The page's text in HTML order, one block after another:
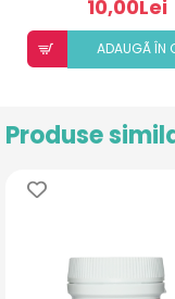
10,00Lei
ADAUGÃ ÎN
Produse